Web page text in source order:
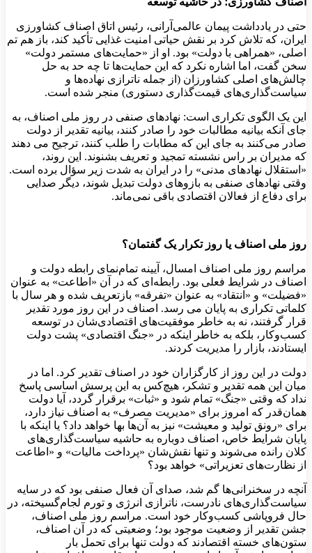
حتی در یادداشت پیمان عالمی‌آرانی، رئیس اتاق اصناف کشاورزی
ایران، که تلاش کرد بر نقش حیاتی امنیت غذایی تأکید کند، باز هم تم
اصلی، «همراهی با دولت» بود. او از «حمایت‌های مستمر دولت»
سخن گفت، اما اشاره نکرد که این حمایت‌ها تا چه حد به حل
چالش‌های اصلی کشاورزان (از جمله ناترازی نهاده‌ها و
سیاست‌گذاری‌های قیمت‌گذاری دستوری) منجر شده است.
این یک الگوی تکراری است: نهادهای صنفی در روز ملی اصناف، به
جای آنکه بیانیه مطالبات خود را صادر کنند، بیانیه تقدیر از دولت
صادر می‌کنند به جای این که مطابات را طلب کنند، ترجیح می دهند
که مدیران بر راس نشسته تمجید و تعریف بشنوند. این روند،
«استقلال نهادهای مدنی» را در ایران به شدت زیر سؤال برده است.
وقتی نهادهای صنفی به بازوهای دولت تبدیل شوند، دیگر صدایی
برای دفاع از فعالان اقتصادی باقی نمی‌ماند.
روز ملی اصناف یا روز تکرار یک گفتمان؟
مراسم روز ملی اصناف امسال، آیینه تمام‌نمای رابطه دولت و
اصناف در شرایط فعلی بود. رابطه‌ای که در آن «اطاعت» به عنوان
«فضیلت» و «انتقاد» به عنوان «تفرقه» بازتعریف شده و هر سال با
کلماتی تکراری به پایان می رسد. اصناف در این روز مورد تقدیر
قرار گرفتند، نه به خاطر موفقیت‌های اقتصادی‌شان در توسعه
کسب‌وکار، بلکه به خاطر اینکه در «جنگ اقتصادی» پشت دولت
ایستادند، بازار را مدیریت کردند.
دولت در این روز از کارگزاران خود در اصناف تقدیر کرد. اما در
میان این همه تقدیر و تشکر، هیچ‌کس به این پرسش اساسی پاسخ
نداد که وقتی «جنگ» تمام شود و «ثبات» برقرار گردد، آیا دولت
همان‌قدر که امروز برای «مدیریت مصرف» به اصناف نیاز دارد،
برای «رونق تولید و معیشت» نیز به آن‌ها بها خواهد داد؟ یا اینکه با
پایان شرایط خاص، اصناف دوباره به حاشیه سیاست‌گذاری‌های
کلان رانده می‌شوند و تنها نقش‌شان «پرداخت مالیات» و «اطاعت
از نظارت‌های تعزیراتی» خواهد بود؟
آنچه در سخنرانی‌ها گم شد، صدای آن فعال صنفی بود که در سایه
سیاست‌گذاری‌های نادرست، ناترازی انرژی و تورم لجام‌گسیخته، در
حال فروپاشی کسب‌وکار خود است. مراسم روز ملی اصناف،
جشن تقدیر از وضعیت موجود بود؛ وضعیتی که در آن اصناف،
ستون‌های خسته اقتصادند که دولت تنها برای تحمل بار